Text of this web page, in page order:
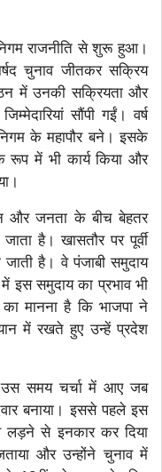
राजनीति से शुरू हुआ।
चुनाव जीतकर सक्रिय
में उनकी सक्रियता और
सौंपी गईं। वर्ष
के महापौर बने। इसके
रूप में भी कार्य किया और
और जनता के बीच बेहतर
है। खासतौर पर पूर्वी
है। वे पंजाबी समुदाय
इस समुदाय का प्रभाव भी
मानना है कि भाजपा ने
में रखते हुए उन्हें प्रदेश
उस समय चर्चा में आए जब
बनाया। इससे पहले इस
लड़ने से इनकार कर दिया
जताया और उन्होंने चुनाव में